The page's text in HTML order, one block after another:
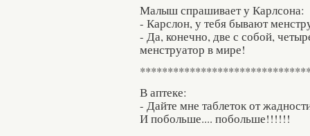
Малыш спрашивает у Карлсона:
- Карслон, у тебя бывают
- Да, конечно, две с собой,
менструатор в мире!
В аптеке:
- Дайте мне таблеток от
И побольше.... побольше!!!!!!